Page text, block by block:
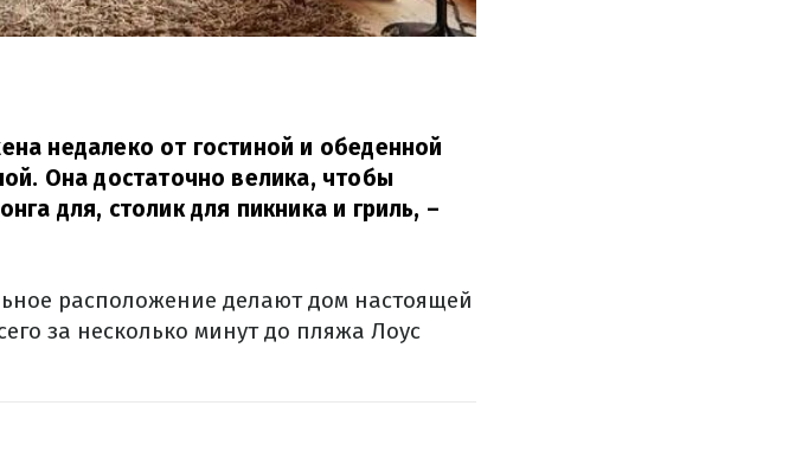
недалеко от гостиной и обеденной
Она достаточно велика, чтобы
для, столик для пикника и гриль, –
расположение делают дом настоящей
за несколько минут до пляжа Лоус